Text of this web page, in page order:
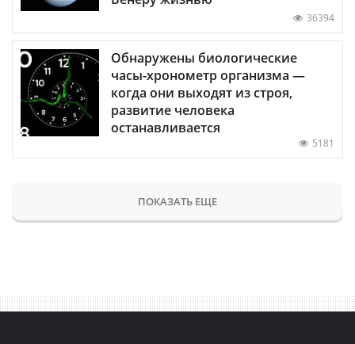
36394
Обнаружены биологические
часы-хронометр организма —
когда они выходят из строя,
развитие человека
останавливается
5181
ПОКАЗАТЬ ЕЩЕ